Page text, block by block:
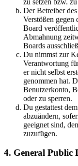
zu setzen bzw.
Der Betreiber
Verstößen gegen
Board
Abmahnung
Boards
Du nimmst zur
Verantwortung
er nicht selbst
genommen hat.
Benutzerkonto,
oder zu sperren.
Du gestattest
abzuändern,
geeignet sind,
zuzufügen.
4. General Public